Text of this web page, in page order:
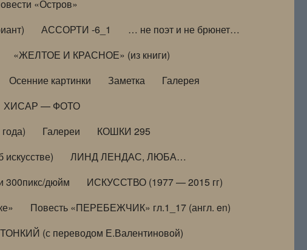
«Остров»
АССОРТИ -6_1
… не поэт и не брюнет…
«ЖЕЛТОЕ И КРАСНОЕ» (из книги)
Осенние картинки Заметка
Галерея
ХИСАР — ФОТО
Галереи
КОШКИ 295
ЛИНД ЛЕНДАС, ЛЮБА…
300пикс/дюйм
ИСКУССТВО (1977 — 2015 гг)
Повесть «ПЕРЕБЕЖЧИК» гл.1_17 (англ. en)
(с переводом Е.Валентиновой)